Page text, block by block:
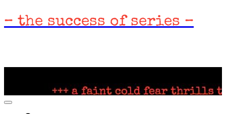
– the success of series –